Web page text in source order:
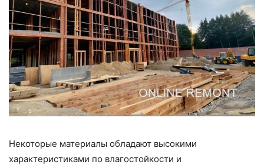
Некоторые материалы обладают высокими
характеристиками по влагостойкости и